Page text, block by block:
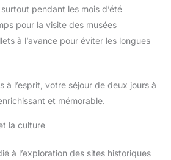
pendant les mois d’été
pour la visite des musées
à l’avance pour éviter les longues
à l’esprit, votre séjour de deux jours à
et mémorable.
la culture
à l’exploration des sites historiques